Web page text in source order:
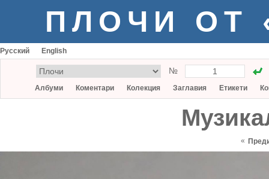
ПЛОЧИ ОТ
Русский English
№
Албуми Коментари Колекция Заглавия Етикети
«